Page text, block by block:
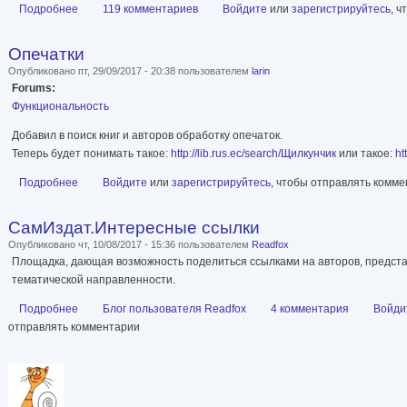
Подробнее о Пересборка FB2
119 комментариев Войдите или зарегистрируйтесь,
Опечатки
Опубликовано пт, 29/09/2017 - 20:38 пользователем larin
Forums:
Функциональность
Добавил в поиск книг и авторов обработку опечаток.
Теперь будет понимать такое: http://lib.rus.ec/search/Щилкунчик или такое:
Подробнее о Опечатки
Войдите или зарегистрируйтесь, чтобы отправлять
СамИздат.Интересные ссылки
Опубликовано чт, 10/08/2017 - 15:36 пользователем Readfox
Площадка, дающая возможность поделиться ссылками на авторов,
тематической направленности.
Подробнее о СамИздат.Интересные ссылки
Блог пользователя Readfox 4 комментария
отправлять комментарии